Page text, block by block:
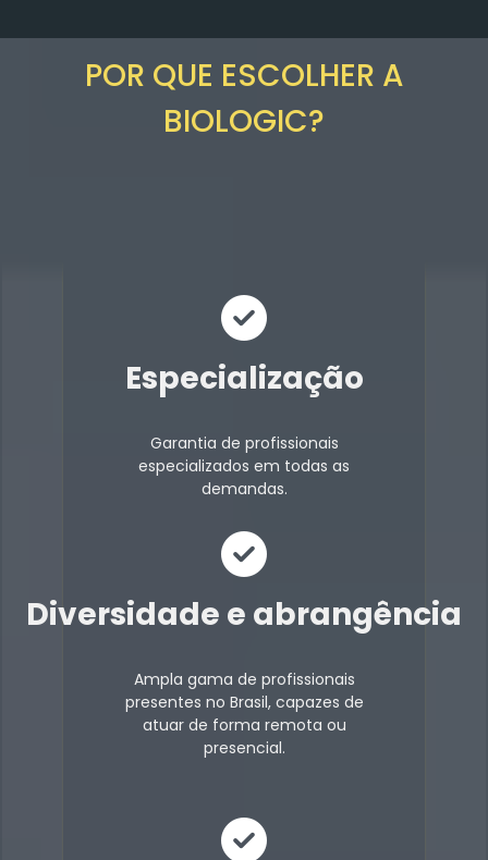
POR QUE ESCOLHER A
BIOLOGIC?
Especialização
Garantia de profissionais
especializados em todas as
demandas.
Diversidade e abrangência
Ampla gama de profissionais
presentes no Brasil, capazes de
atuar de forma remota ou
presencial.